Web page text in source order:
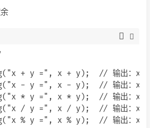
+ y =", x + y);  // 输出：x
- y =", x - y);  // 输出：x
* y =", x * y);  // 输出：x
/ y =", x / y);  // 输出：x